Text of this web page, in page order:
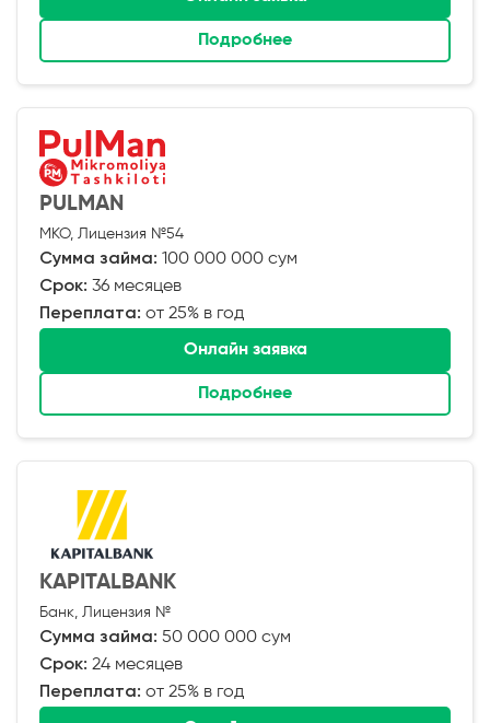
Подробнее
PULMAN
МКО, Лицензия №54
Сумма займа: 100 000 000 сум
Срок: 36 месяцев
Переплата: от 25% в год
Онлайн заявка
Подробнее
KAPITALBANK
Банк, Лицензия №
Сумма займа: 50 000 000 сум
Срок: 24 месяцев
Переплата: от 25% в год